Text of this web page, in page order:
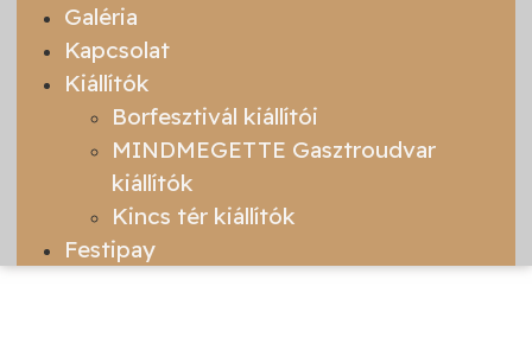
Galéria
Kapcsolat
Kiállítók
Borfesztivál kiállítói
MINDMEGETTE Gasztroudvar
kiállítók
Kincs tér kiállítók
Festipay